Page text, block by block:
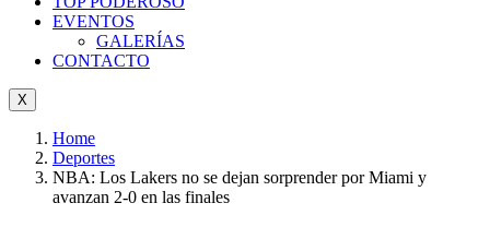
EVENTOS
GALERÍAS
CONTACTO
X
Home
Deportes
NBA: Los Lakers no se dejan sorprender por Miami y
avanzan 2-0 en las finales